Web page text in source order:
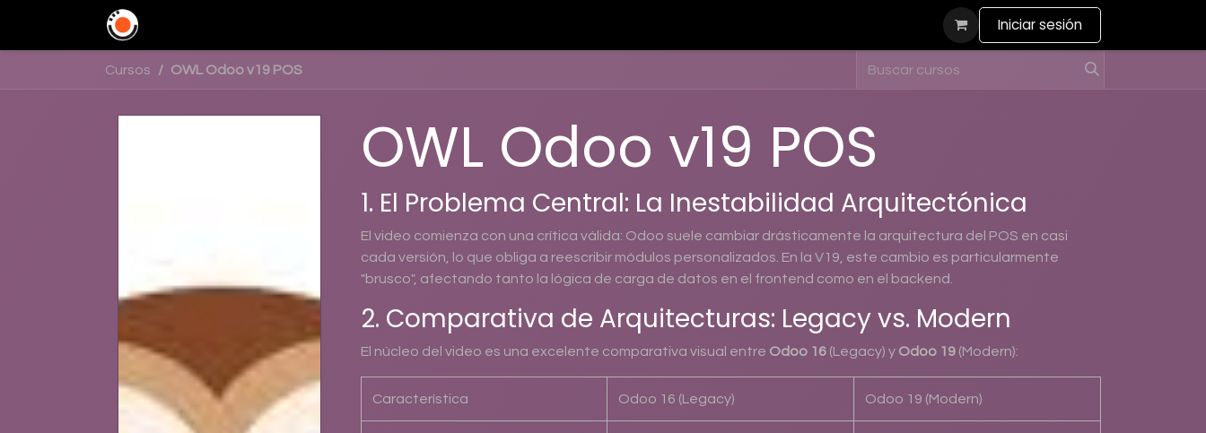
Iniciar sesión
Cursos OWL Odoo v19 POS
OWL Odoo v19 POS
1. El Problema Central: La Inestabilidad Arquitectónica
El video comienza con una crítica válida: Odoo suele cambiar drásticamente la arquitectura del POS en casi
cada versión, lo que obliga a reescribir módulos personalizados. En la V19, este cambio es particularmente
"brusco", afectando tanto la lógica de carga de datos en el frontend como en el backend.
2. Comparativa de Arquitecturas: Legacy vs. Modern
El núcleo del video es una excelente comparativa visual entre Odoo 16 (Legacy) y Odoo 19 (Modern):
Característica Odoo 16 (Legacy) Odoo 19 (Modern)